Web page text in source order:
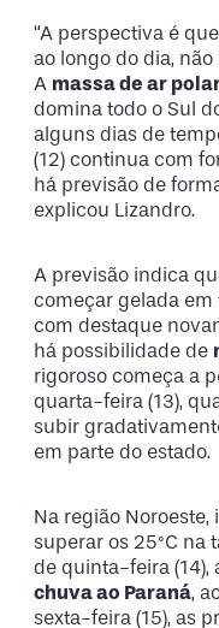
“A perspectiva é
ao longo do dia,
A massa de ar
domina todo o Sul
alguns dias de
(12) continua com
há previsão de
explicou Lizandro.
A previsão indica
começar gelada em
com destaque
há possibilidade de
rigoroso começa a
quarta-feira (13),
subir
em parte do estado.
Na região
superar os 25°C na
de quinta-feira (14),
chuva ao Paraná,
sexta-feira (15), as